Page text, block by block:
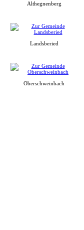
Althegnenberg
Landsberied
Oberschweinbach